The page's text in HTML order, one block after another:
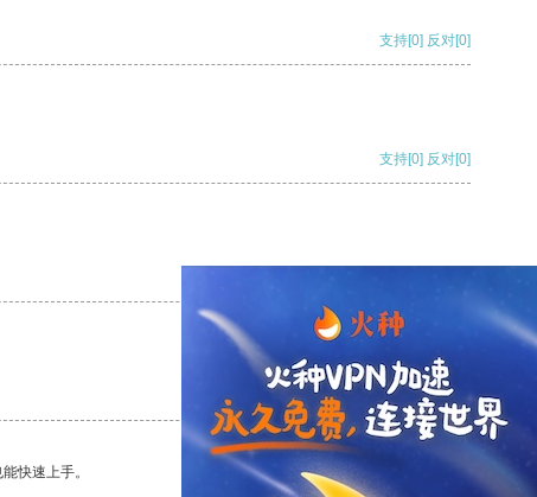
支持[0] 反对[0]
支持[0] 反对[0]
支持 [0] 反对 [0]
快速上手。